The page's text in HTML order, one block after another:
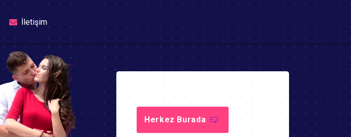
İletişim
Herkez Burada